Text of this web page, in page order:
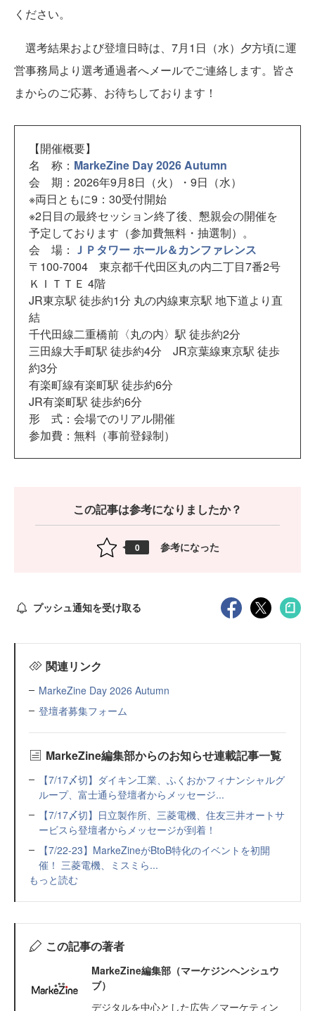
ください。
選考結果および登壇日時は、7月1日（水）夕方頃に運
営事務局より選考通過者へメールでご連絡します。皆さ
まからのご応募、お待ちしております！
【開催概要】
名 称： MarkeZine Day 2026 Autumn
会 期：2026年9月8日（火）・9日（水）
※両日ともに9：30受付開始
※2日目の最終セッション終了後、懇親会の開催を
予定しております（参加費無料・抽選制）。
会 場： ＪＰタワー ホール＆カンファレンス
〒100-7004 東京都千代田区丸の内二丁目7番2号
ＫＩＴＴＥ 4階
JR東京駅 徒歩約1分 丸の内線東京駅 地下道より直
結
千代田線二重橋前〈丸の内〉駅 徒歩約2分
三田線大手町駅 徒歩約4分 JR京葉線東京駅 徒歩
約3分
有楽町線有楽町駅 徒歩約6分
JR有楽町駅 徒歩約6分
形 式：会場でのリアル開催
参加費：無料（事前登録制）
この記事は参考になりましたか？
0 参考になった
プッシュ通知を受け取る
関連リンク
MarkeZine Day 2026 Autumn
登壇者募集フォーム
MarkeZine編集部からのお知らせ連載記事一覧
【7/17〆切】ダイキン工業、ふくおかフィナンシャルグ
ループ、富士通ら登壇者からメッセージ...
【7/17〆切】日立製作所、三菱電機、住友三井オートサ
ービスら登壇者からメッセージが到着！
【7/22-23】MarkeZineがBtoB特化のイベントを初開
催！ 三菱電機、ミスミら...
もっと読む
この記事の著者
MarkeZine編集部（マーケジンヘンシュウ
ブ）
デジタルを中心とした広告／マーケティン